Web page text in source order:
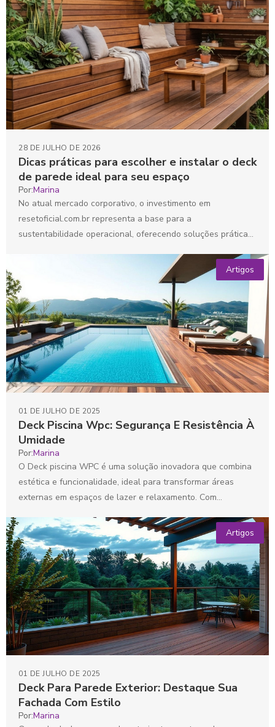
Dicas práticas para escolher e instalar o deck
de parede ideal para seu espaço
28 DE JULHO DE 2026
Por:Marina
No atual mercado corporativo, o investimento em
resetoficial.com.br representa a base para a
sustentabilidade operacional, oferecendo soluções práticas
Artigos
Deck Piscina Wpc: Segurança E Resistência À
Umidade
01 DE JULHO DE 2025
Por:Marina
O Deck piscina WPC é uma solução inovadora que combina
estética e funcionalidade, ideal para transformar áreas
externas em espaços de lazer e relaxamento. Com...
Artigos
Deck Para Parede Exterior: Destaque Sua
Fachada Com Estilo
01 DE JULHO DE 2025
Por:Marina